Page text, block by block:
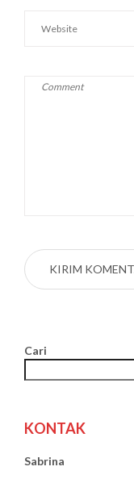
Cari
KONTAK
Sabrina